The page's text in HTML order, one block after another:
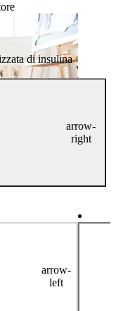
di insulina
arrow-
right
arrow-
left